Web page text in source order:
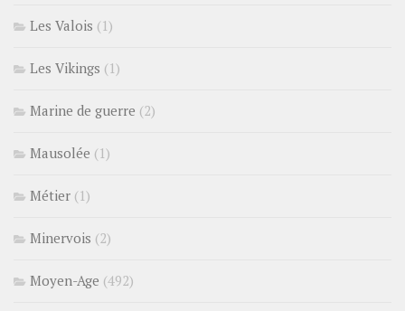
Les Valois (1)
Les Vikings (1)
Marine de guerre (2)
Mausolée (1)
Métier (1)
Minervois (2)
Moyen-Age (492)